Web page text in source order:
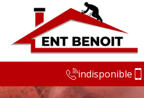
indisponible